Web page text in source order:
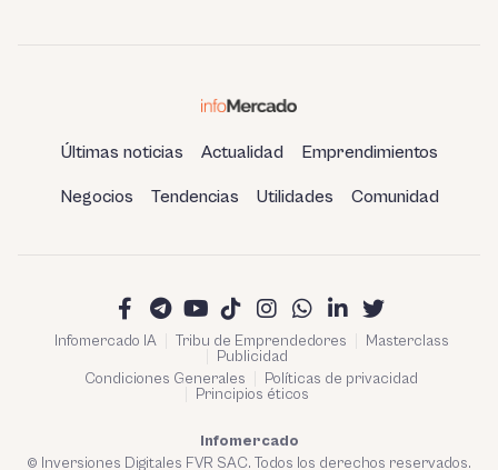
Últimas noticias Actualidad Emprendimientos
Negocios Tendencias Utilidades Comunidad
Infomercado IA Tribu de Emprendedores
Masterclass
Publicidad
Condiciones Generales
Políticas de privacidad
Principios éticos
Infomercado
© Inversiones Digitales FVR SAC. Todos los derechos reservados.